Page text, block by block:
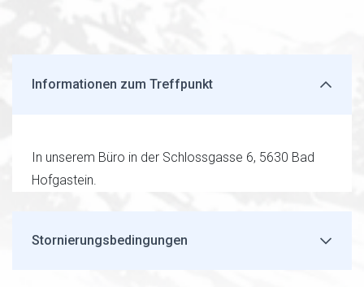
Informationen zum Treffpunkt
In unserem Büro in der Schlossgasse 6, 5630 Bad
Hofgastein.
Stornierungsbedingungen